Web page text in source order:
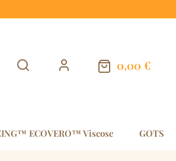
0,00 €
Warenkorb
ECOVERO™ Viscose GOTS